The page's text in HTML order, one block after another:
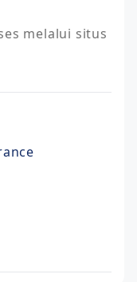
melalui situs